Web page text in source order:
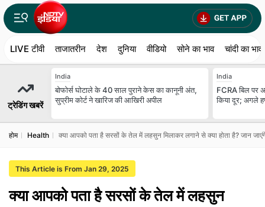
LIVE टीवी ताजातरीन देश दुनिया वीडियो सोने का भाव चांदी का भाव
ट्रेडिंग खबरें
India
बोफोर्स घोटाले के 40 साल पुराने केस का कानूनी अंत,
सुप्रीम कोर्ट ने खारिज की आखिरी अपील
India
FCRA बिल पर
किया दूर; अगले
होम Health क्या आपको पता है सरसों के तेल में लहसुन मिलाकर लगाने से क्या होता है? जान
This Article is From Jan 29, 2025
क्या आपको पता है सरसों के तेल में लहसुन